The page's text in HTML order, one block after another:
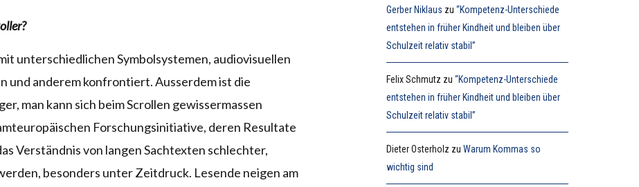
unterschiedlichen Symbolsystemen, audiovisuellen
und anderem konfrontiert. Ausserdem ist die
man kann sich beim Scrollen gewissermassen
Forschungsinitiative, deren Resultate
Verständnis von langen Sachtexten schlechter,
besonders unter Zeitdruck. Lesende neigen am
Gerber Niklaus zu“Kompetenz-Unterschiede
entstehen in früher Kindheit und bleiben über
Schulzeit relativ stabil”
Felix Schmutz zu“Kompetenz-Unterschiede
entstehen in früher Kindheit und bleiben über
Schulzeit relativ stabil”
Dieter Osterholz zuWarum Kommas so
wichtig sind